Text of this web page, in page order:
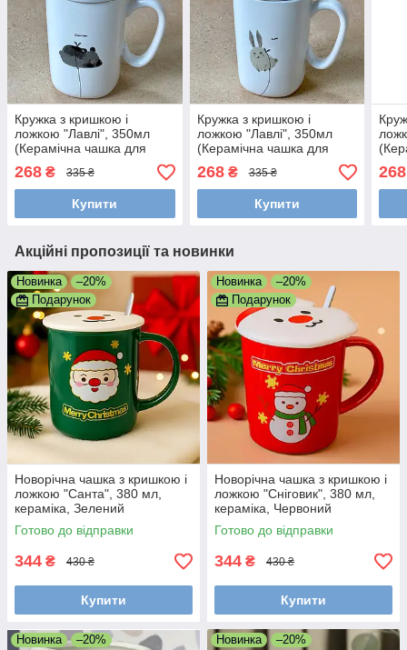
Кружка з кришкою і
ложкою "Лавлі", 350мл
(Керамічна чашка для
кави і чаю) Ведмідь
268 ₴ 335 ₴
Купити
Кружка з кришкою і
ложкою "Лавлі", 350мл
(Керамічна чашка для
кави і чаю) Заєць
268₴ 335 ₴
Купити
268
Акційні пропозиції та новинки
Новинка
–20%
Подарунок
Новорічна чашка з кришкою і
ложкою "Санта", 380 мл,
кераміка, Зелений
Готово до відправки
344 ₴ 430 ₴
Купити
Новинка
–20%
Подарунок
Новорічна чашка з кришкою і
ложкою "Сніговик", 380 мл,
кераміка, Червоний
Готово до відправки
344 ₴ 430 ₴
Купити
Новинка
–20%
Новинка
–20%